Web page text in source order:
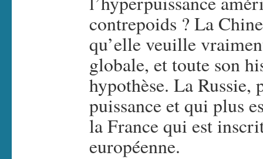
contrepoids ? La
qu’elle veuille
globale, et toute son
hypothèse. La Russie,
puissance et qui plus
la France qui est
européenne.